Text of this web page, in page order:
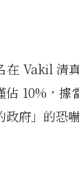
在 Vakil 清
佔 10%，據
政府」的恐